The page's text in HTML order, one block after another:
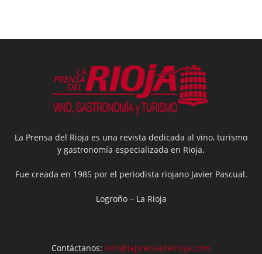
La Prensa del Rioja es una revista dedicada al vino, turismo
y gastronomía especializada en Rioja.
Fue creada en 1985 por el periodista riojano Javier Pascual.
Logroño – La Rioja
Contáctanos: info@laprensadelrioja.com